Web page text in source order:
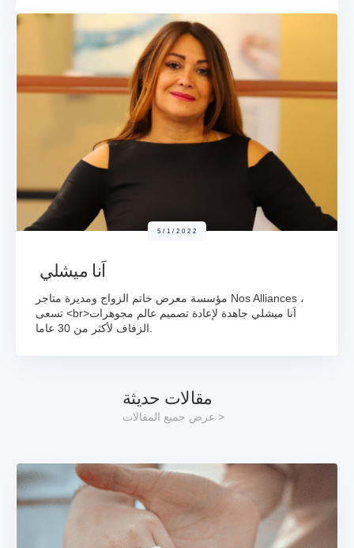
مقالات حديثة
عرض جميع المقالات >
5/1/2022
اَنا ميشلي
مؤسسة معرض خاتم الزواج ومديرة متاجر Nos Alliances ،
تسعى <br>اَنا ميشلي جاهدة لإعادة تصميم عالم مجوهرات